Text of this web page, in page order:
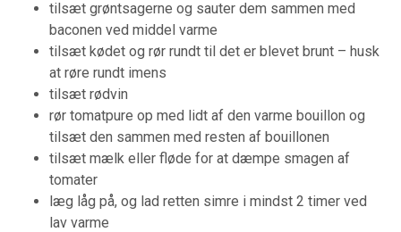
tilsæt grøntsagerne og sauter dem sammen med
baconen ved middel varme
tilsæt kødet og rør rundt til det er blevet brunt – husk
at røre rundt imens
tilsæt rødvin
rør tomatpure op med lidt af den varme bouillon og
tilsæt den sammen med resten af bouillonen
tilsæt mælk eller fløde for at dæmpe smagen af
tomater
læg låg på, og lad retten simre i mindst 2 timer ved
lav varme